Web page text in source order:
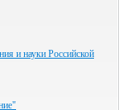
и науки Российской